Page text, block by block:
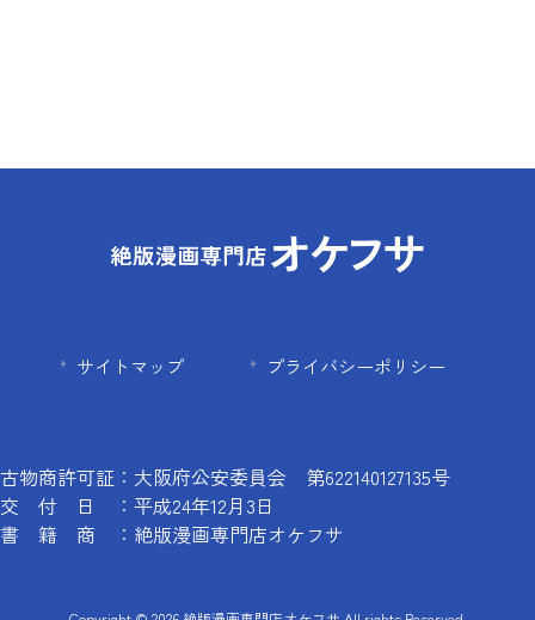
サイトマップ プライバシーポリシー
古物商許可証：大阪府公安委員会 第622140127135号
交 付 日 ：平成24年12月3日
書 籍 商 ：絶版漫画専門店オケフサ